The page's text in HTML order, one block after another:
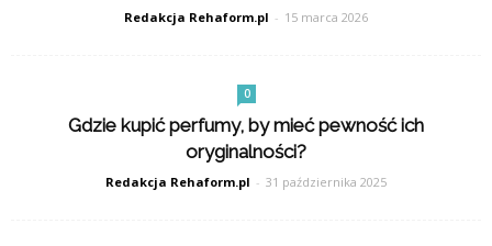
Redakcja Rehaform.pl - 15 marca 2026
0
Gdzie kupić perfumy, by mieć pewność ich
oryginalności?
Redakcja Rehaform.pl - 31 października 2025